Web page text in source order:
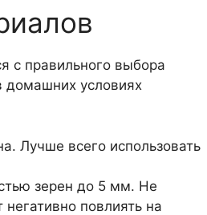
с правильного выбора
домашних условиях
Лучше всего использовать
зерен до 5 мм. Не
повлиять на